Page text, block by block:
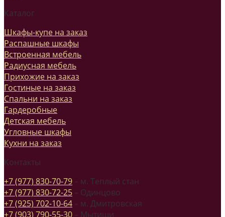
Каталог
Шкафы-купе на заказ
Распашные шкафы
Встроенная мебель
Радиусная мебель
Прихожие на заказ
Гостиные на заказ
Спальни на заказ
Гардеробные
Детская мебель
Угловные шкафы
Кухни на заказ
Контакты
+7 (977) 830-70-79 – м. Теплый стан
+7 (977) 830-72-25 – Одинцово
+7 (925) 702-10-64 – м. Дмитровская
+7 (903) 790-55-30 – Мытищи